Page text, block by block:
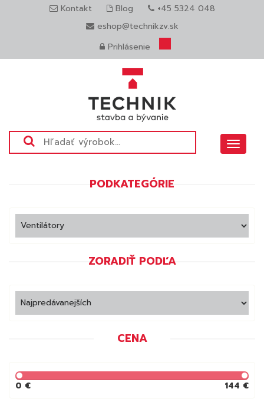
Kontakt Blog
+45 5324 048
eshop@technikzv.sk
Prihlásenie
Toggle
PODKATEGÓRIE
ZORADIŤ PODĽA
CENA
0 € 144 €